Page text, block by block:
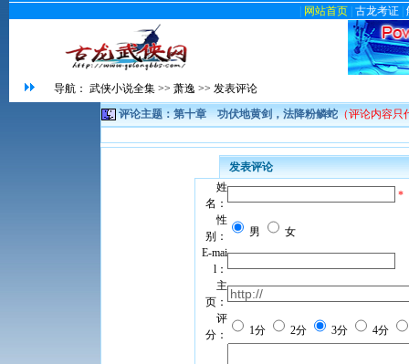
网站首页 古龙考证
导航： 武侠小说全集 >> 萧逸 >> 发表评论
评论主题：第十章 功伏地黄剑，法降粉鳞蛇（评论内容只
发表评论
姓
名：
*
性
别：
男
女
E-mai
l：
主
页：
评
分：
1分 2分 3分 4分